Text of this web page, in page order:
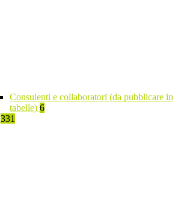
Consulenti e collaboratori (da pubblicare in
tabelle) 6
331